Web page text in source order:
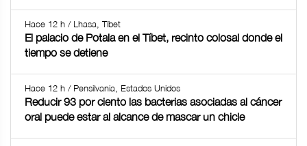
Hace 12 h / Lhasa, Tíbet
El palacio de Potala en el Tíbet, recinto colosal donde el
tiempo se detiene
Hace 12 h / Pensilvania, Estados Unidos
Reducir 93 por ciento las bacterias asociadas al cáncer
oral puede estar al alcance de mascar un chicle